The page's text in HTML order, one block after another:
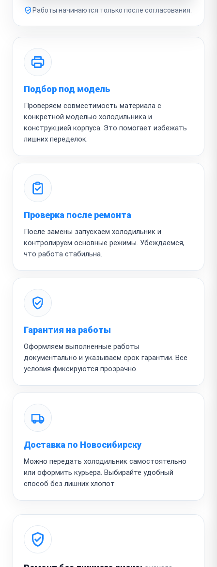
Работы начинаются только после согласования.
Подбор под модель
Проверяем совместимость материала с
конкретной моделью холодильника и
конструкцией корпуса. Это помогает избежать
лишних переделок.
Проверка после ремонта
После замены запускаем холодильник и
контролируем основные режимы. Убеждаемся,
что работа стабильна.
Гарантия на работы
Оформляем выполненные работы
документально и указываем срок гарантии. Все
условия фиксируются прозрачно.
Доставка по Новосибирску
Можно передать холодильник самостоятельно
или оформить курьера. Выбирайте удобный
способ без лишних хлопот